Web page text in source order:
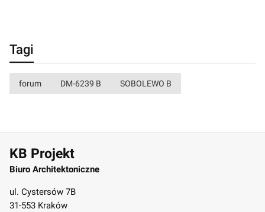
Tagi
forum DM-6239 B SOBOLEWO B
KB Projekt
Biuro Architektoniczne
ul. Cystersów 7B
31-553 Kraków